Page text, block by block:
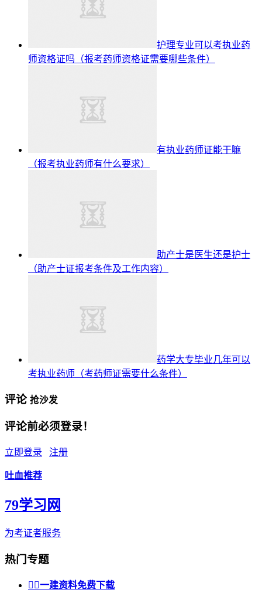
护理专业可以考执业药
师资格证吗（报考药师资格证需要哪些条件）
有执业药师证能干嘛
（报考执业药师有什么要求）
助产士是医生还是护士
（助产士证报考条件及工作内容）
药学大专毕业几年可以
考执业药师（考药师证需要什么条件）
评论 抢沙发
评论前必须登录！
立即登录 注册
吐血推荐
79学习网
为考证者服务
热门专题
 一建资料免费下载